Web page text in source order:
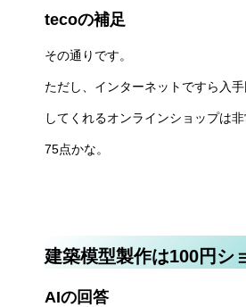
tecoの補足
その通りです。
ただし、インターネットですら入
してくれるオンラインショップは
75点かな。
建築模型製作は100円シ
AIの回答